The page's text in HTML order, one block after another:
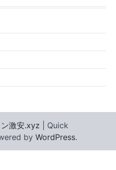
ン激安.xyz | Quick
by WordPress.